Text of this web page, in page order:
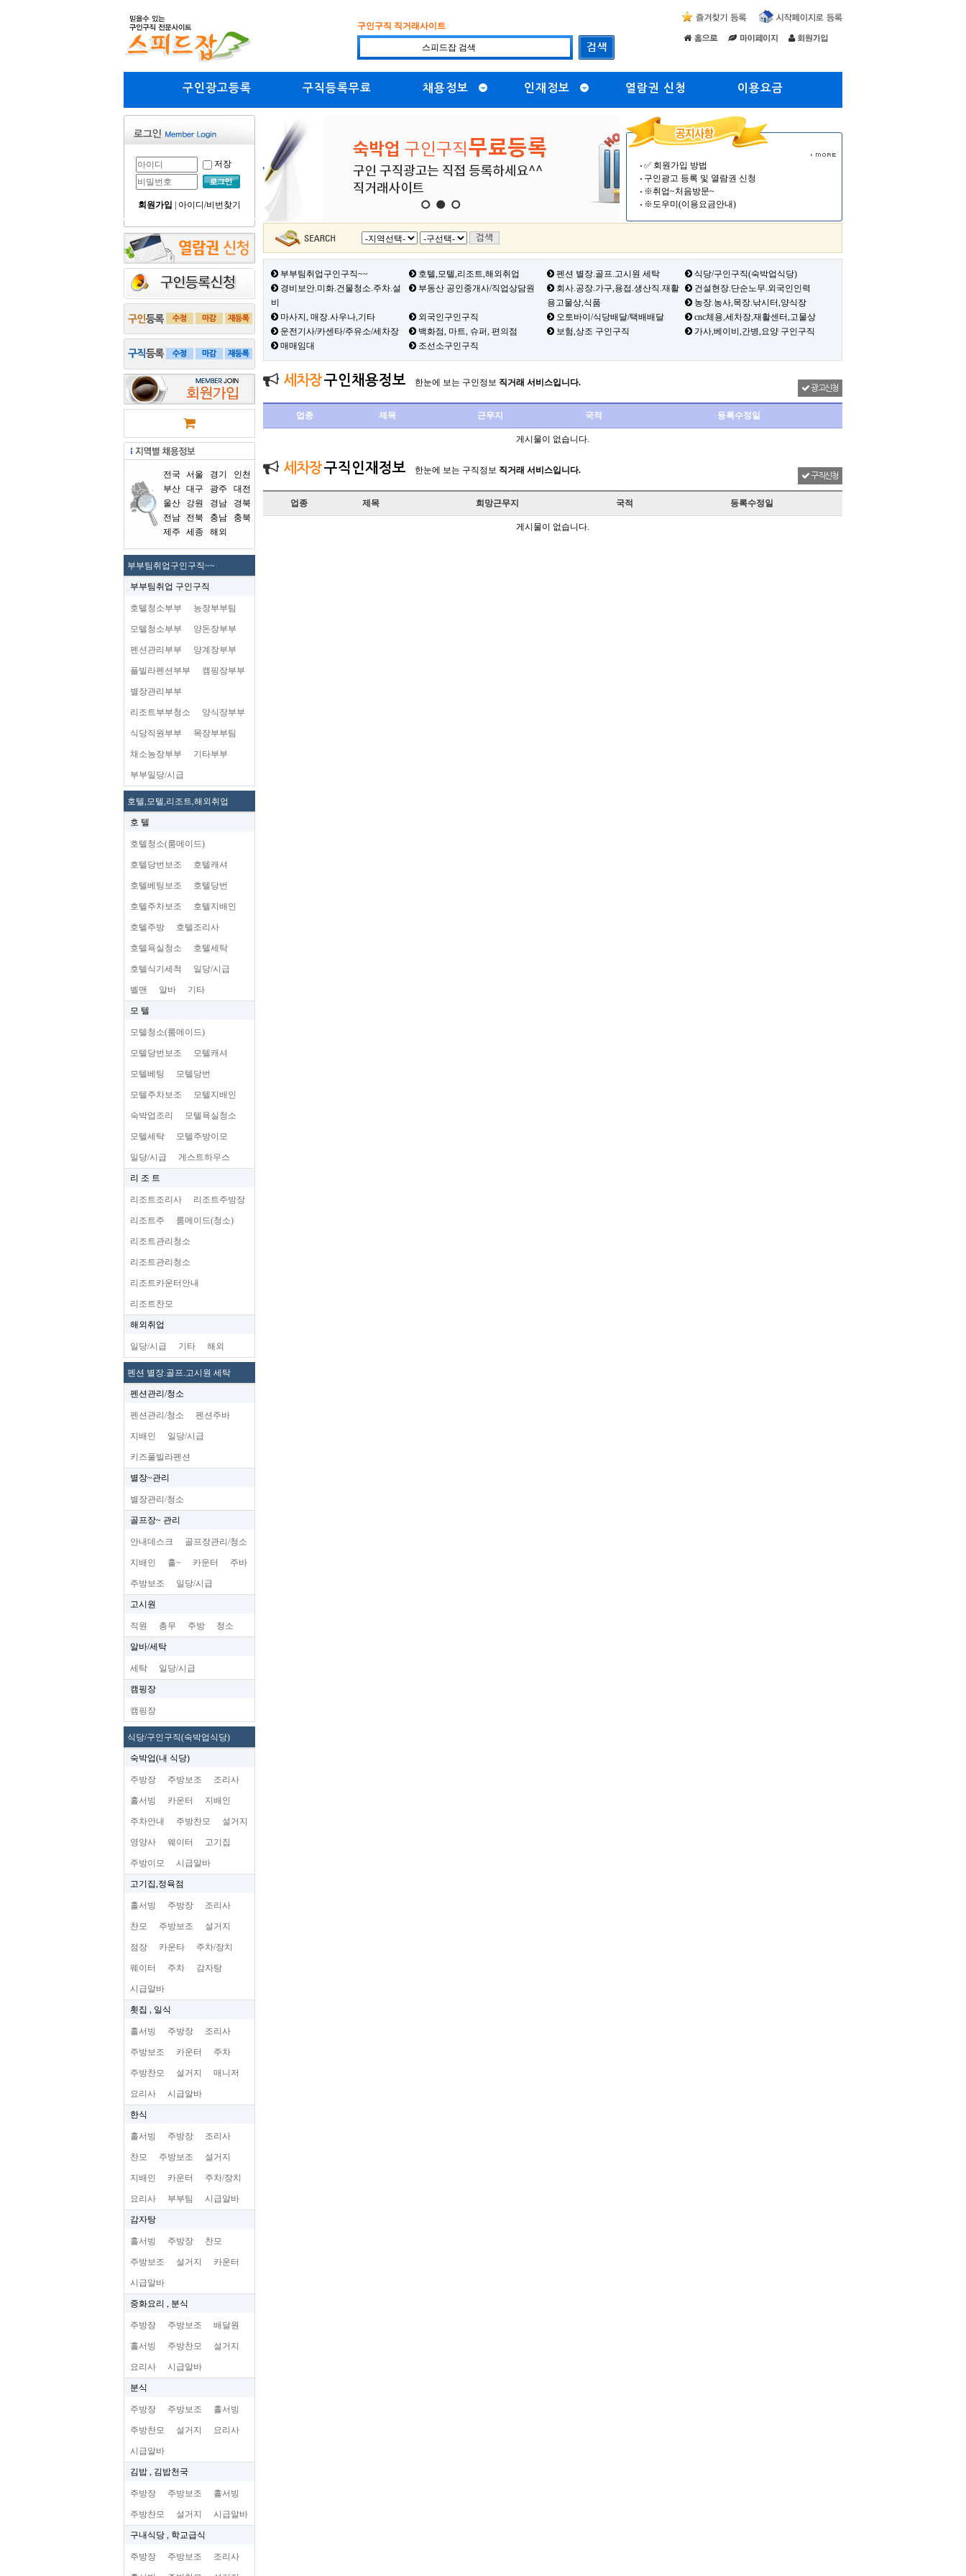
구인구직 직거래사이트
구인광고등록 구직등록무료 채용정보 인재정보 열람권 신청 이용요금
저장
회원가입 아이디/비번찾기
전국 서울 경기
인천
부산 대구 광주
대전
울산
강원 경남
경북
전남
전북 충남
충북
제주
세종 해외
부부팀취업구인구직~~
부부팀취업 구인구직
호텔청소부부 농장부부팀
모텔청소부부 양돈장부부
펜션관리부부 양계장부부
플빌라펜션부부 캠핑장부부
별장관리부부
리조트부부청소 양식장부부
식당직원부부 목장부부팀
채소농장부부 기타부부
부부일당/시급
호텔,모텔,리조트,해외취업
호 텔
호텔청소(룸메이드)
호텔당번보조 호텔캐셔
호텔베팅보조 호텔당번
호텔주차보조 호텔지배인
호텔주방 호텔조리사
호텔욕실청소 호텔세탁
호텔식기세척 일당/시급
벨맨 알바 기타
모 텔
모텔청소(룸메이드)
모텔당번보조 모텔캐셔
모텔베팅 모텔당번
모텔주차보조 모텔지배인
숙박업조리 모텔욕실청소
모텔세탁 모텔주방이모
일당/시급 게스트하우스
리 조 트
리조트조리사 리조트주방장
리조트주 룸메이드(청소)
리조트관리청소
리조트관리청소
리조트카운터안내
리조트찬모
해외취업
일당/시급 기타 해외
펜션 별장.골프.고시원 세탁
펜션관리/청소
펜션관리/청소 펜션주바
지배인 일당/시급
키즈풀빌라펜션
별장~관리
별장관리/청소
골프장~ 관리
안내데스크 골프장관리/청소
지배인 홀~ 카운터 주바
주방보조 일당/시급
고시원
직원 총무 주방 청소
알바/세탁
세탁 일당/시급
캠핑장
캠핑장
식당/구인구직(숙박업식당)
숙박업(내 식당)
주방장 주방보조 조리사
홀서빙 카운터 지배인
주차안내 주방찬모 설거지
영양사 웨이터 고기집
주방이모 시급알바
고기집,정육점
홀서빙 주방장 조리사
찬모 주방보조 설거지
점장 카운타 주차/장치
웨이터 주차 감자탕
시급알바
횟집 , 일식
홀서빙 주방장 조리사
주방보조 카운터 주차
주방찬모 설거지 매니저
요리사 시급알바
한식
홀서빙 주방장 조리사
찬모 주방보조 설거지
지배인 카운터 주차/장치
요리사 부부팀 시급알바
감자탕
홀서빙 주방장 찬모
주방보조 설거지 카운터
시급알바
중화요리 , 분식
주방장 주방보조 배달원
홀서빙 주방찬모 설거지
요리사 시급알바
분식
주방장 주방보조 홀서빙
주방찬모 설거지 요리사
시급알바
김밥 , 김밥천국
주방장 주방보조 홀서빙
주방찬모 설거지 시급알바
구내식당 , 학교급식
주방장 주방보조 조리사
✅ 회원가입 방법
구인광고 등록 및 열람권 신청
※취업~처음방문~
※도우미(이용요금안내)
부부팀취업구인구직~~ 호텔,모텔,리조트,해외취업 펜션 별장.골프.고시원 세탁
식당/구인구직(숙박업식당)
경비보안.미화.건물청소.주차.설
비
부동산 공인중개사/직업상담원
회사.공장.가구,용접.생산직.재활
용고물상,식품
건설현장.단순노무.외국인인력
농장.농사,목장.낚시터,양식장
마사지, 매장.사우나,기타
외국인구인구직 오토바이/식당배달/택배배달
cnc체용,세차장,재활센터,고물상
운전기사/카센타/주유소/세차장
백화점, 마트, 슈퍼, 편의점 보험,상조 구인구직
가사,베이비,간병,요양 구인구직
매매임대
조선소구인구직
세차장구인채용정보 한눈에 보는 구인정보 직거래 서비스입니다.
광고신청
업종 제목 근무지 국적 등록수정일
게시물이 없습니다.
세차장구직인재정보 한눈에 보는 구직정보 직거래 서비스입니다.
구직신청
업종 제목 희망근무지 국적 등록수정일
게시물이 없습니다.